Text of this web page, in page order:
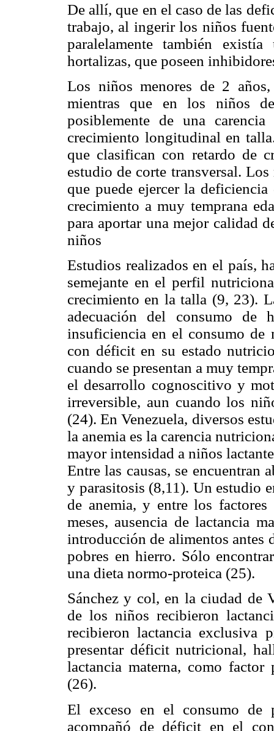
De allí, que en el caso de las
trabajo, al ingerir los niños
paralelamente también
hortalizas, que poseen
Los niños menores de 2
mientras que en los niños
posiblemente de una
crecimiento longitudinal en
que clasifican con retardo de
estudio de corte transversal.
que puede ejercer la
crecimiento a muy temprana
para aportar una mejor calidad
niños
Estudios realizados en el país,
semejante en el perfil
crecimiento en la talla (9, 23).
adecuación del consumo de
insuficiencia en el consumo
con déficit en su estado
cuando se presentan a muy
el desarrollo cognoscitivo y
irreversible, aun cuando los
(24). En Venezuela, diversos
la anemia es la carencia
mayor intensidad a niños
Entre las causas, se encuentran
y parasitosis (8,11). Un estudio
de anemia, y entre los
meses, ausencia de lactancia
introducción de alimentos antes
pobres en hierro. Sólo
una dieta normo-proteica (25).
Sánchez y col, en la ciudad de
de los niños recibieron
recibieron lactancia exclusiva
presentar déficit nutricional,
lactancia materna, como
(26).
El exceso en el consumo de
acompañó de déficit en el